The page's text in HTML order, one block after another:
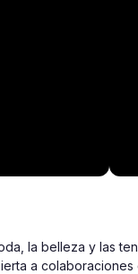
la belleza y las
a